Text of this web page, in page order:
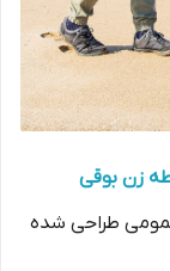
زن بوقی
طراحی شده